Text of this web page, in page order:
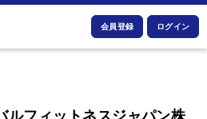
会員登録 ログイン
ルフィットネスジャパン株